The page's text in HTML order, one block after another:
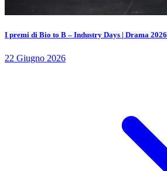
I premi di Bio to B – Industry Days | Drama 2026
22 Giugno 2026